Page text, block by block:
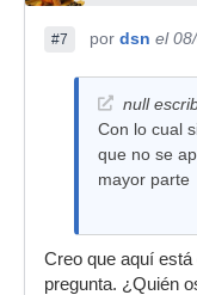
#7 por dsn el
null
Con lo cual
que no se
mayor parte
Creo que aquí está
pregunta. ¿Quién